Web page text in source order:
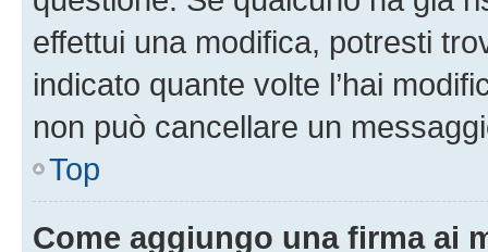
effettui una modifica, potresti
indicato quante volte l’hai
non può cancellare un
Top
Come aggiungo una firma ai